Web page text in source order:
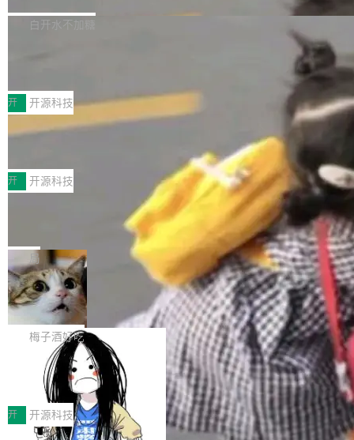
个主 agent 循环，外加一组后台 agent。这些后
库，并将作为transport接入Mooncake TENT。
MPComm将作为一种传输引擎接入Mooncake T
ENT，实现零拷贝传输性能提升30%、非零拷贝
传输性能最高提升5倍。UCL-MPComm底层基
于自研UCL-Engine通信引擎，后续腾讯网平将
持续开源更多基于UCL-Engine的高性能通信组
件。 腾讯网平团队在UCL-MPComm中实现了一
个独立于业务线程的全局通信引擎（Engine），
白开水不加糖
型案例入选名单》，深信服“面向企业研发场景的
开源 AI 编程平台 CoStrict 应用”凭借卓越的技术
创新与落地成效成功入选。 全链路私有化部署，
助力企业AI研发安全落地 当前，越来越多企业已
经开始引入 AI Coding 工具，通过调用公有云模
型或企业内部部署模型提升研发效率。但随着 AI
Coding 从个人辅助工具逐步走向团队级、组织
级应用，企业在规模化落地过程中，对安全性、
可控性和代码质量提出了更高要求。 首先是数据
安全与合规要求。对于大多数普通研发场景，公
有云模型能够满足快速试用和效率提升的需求。
但对于金融、能源、医疗等对数据安全要求较...
开 开源科技
深信服AI算力网关入选工信部人工智能
前不久，工业和信息化部正式发布《2025年人工
智能应用典型案例名单》，集中展示人工智能在
各领域的应用成果，覆盖技术底座、行业赋能、
产品应用、支撑保障、专题等五大方向。深信服
AI算力网关（AI创新平台）成功入选！ 随着各行
各业的Agent走向规模化建设，算力构成形态逐
渐丰富，用户关注的重点也在发生变化：不只是
让AI用起来，还要进一步看清混合算力时代下，
Token花在哪里、算力是否被充分利用，以及持
续增长的AI成本该如何优化。 深信服AI算力网关
正是围绕这些实际问题，从Token治理和成本治
理两个方面，让用户的每一份算力都看得清、管
得住、用得稳、省得下、更安全！ 一、从现在开
始，Token使用一目...
开 开源科技
Jeff Dean 离开 Google：一个时代的结
束，一个实验室的开始
Google 员工编号 20。MapReduce 作者之一。
Bigtable 作者之一。TensorFlow 的作者之一。
Gemini 的架构师。Google 首席科学家。 Jeff D
ean 在 Google 工作了 27 年后，宣布离职。 他
不是一个人走。一同离开的还有 Sanjay Ghema
wat（Google 员工编号 23，Jeff Dean 二十多
年的编程搭档，MapReduce 和 Bigtable 的共同
作者）、Quoc Le（Google 大脑核心成员，Se
q2Seq 和 DocAI 的共同发明人）以及 Oriol Vin
yals（Gemini 联合负责人，AlphaSta...
局
🔥 SolonCode v2026.8.4 发布：界面
字体可调、22 种语言、记忆搜索增强
打开终端就能上岗的全中文编码智能体，这一轮
把「看得清、用母语、记得住」三件事一次补
齐。 SolonCode 是什么 SolonCode 是杭州无
耳科技研发的企业级终端编码智能体——一位全
中文驱动的数字员工，自主理解需求、规划步
骤、编写代码。不挑模型、不挑平台，curl 一行
装完即用。 开源地址：Gitee · GitCode · GitHu
梅子酒好吃
让“代码语义理解”深度释放AI Coding
价值潜能：华为云码道（CodeArts）
代码仓技术解析
一、代码仓深度理解技术的作用与价值 在软件工
程实践中，代码仓是企业核心知识资产的主要载
体。企业级代码仓库通常包含数十万乃至数百万
开 开源科技